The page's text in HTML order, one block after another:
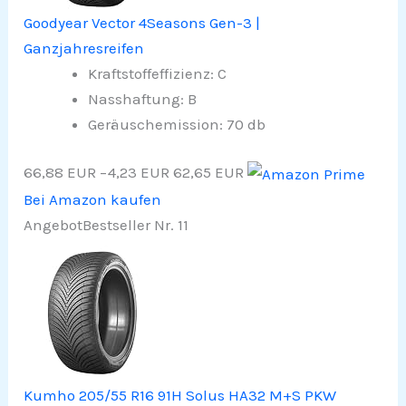
Goodyear Vector 4Seasons Gen-3 |
Ganzjahresreifen
Kraftstoffeffizienz: C
Nasshaftung: B
Geräuschemission: 70 db
66,88 EUR −4,23 EUR 62,65 EUR
Bei Amazon kaufen
AngebotBestseller Nr. 11
Kumho 205/55 R16 91H Solus HA32 M+S PKW